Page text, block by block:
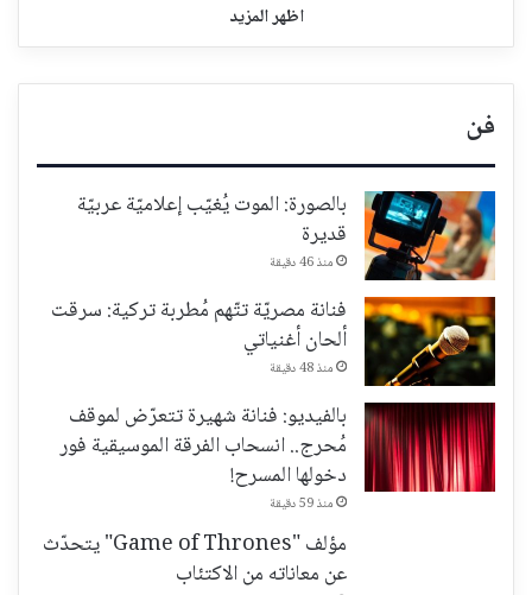
اظهر المزيد
فن
بالصورة: الموت يُغيّب إعلاميّة عربيّة
قديرة
منذ 46 دقيقة
فنانة مصريّة تتّهم مُطربة تركية: سرقت
ألحان أغنياتي
منذ 48 دقيقة
بالفيديو: فنانة شهيرة تتعرّض لموقف
مُحرج.. انسحاب الفرقة الموسيقية فور
دخولها المسرح!
منذ 59 دقيقة
مؤلف "Game of Thrones" يتحدّث
عن معاناته من الاكتئاب